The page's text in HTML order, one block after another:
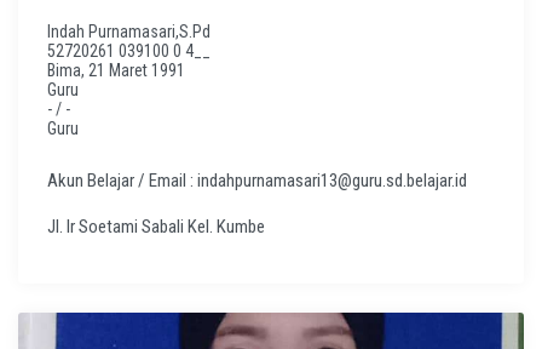
Indah Purnamasari,S.Pd
52720261 039100 0 4__
Bima, 21 Maret 1991
Guru
- / -
Guru
Akun Belajar / Email : indahpurnamasari13@guru.sd.belajar.id
Jl. Ir Soetami Sabali Kel. Kumbe